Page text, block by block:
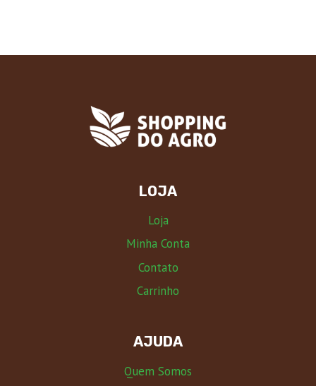
LOJA
Loja
Minha Conta
Contato
Carrinho
AJUDA
Quem Somos